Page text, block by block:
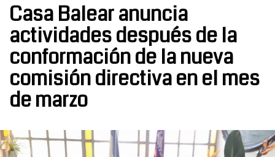
Casa Balear anuncia
actividades después de la
conformación de la nueva
comisión directiva en el mes
de marzo